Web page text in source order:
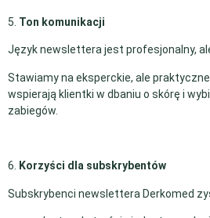
5. Ton komunikacji
Język newslettera jest profesjonalny,
Stawiamy na eksperckie, ale
wspierają klientki w dbaniu o skórę i
zabiegów.
6. Korzyści dla subskrybentów
Subskrybenci newslettera Derkomed